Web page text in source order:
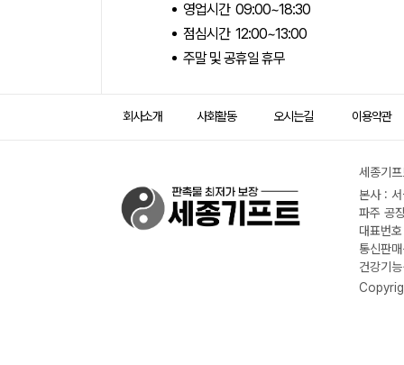
영업시간 09:00~18:30
점심시간 12:00~13:00
주말 및 공휴일 휴무
회사소개 사회활동 오시는길 이용약관
세종기
본사 :
파주 공
대표번
통신판
건강기